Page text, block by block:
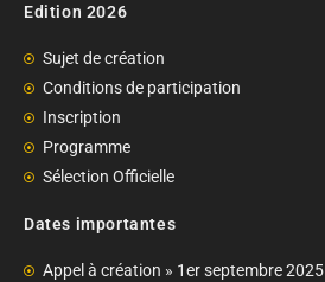
Edition 2026
Sujet de création
Conditions de participation
Inscription
Programme
Sélection Officielle
Dates importantes
Appel à création » 1er septembre 2025